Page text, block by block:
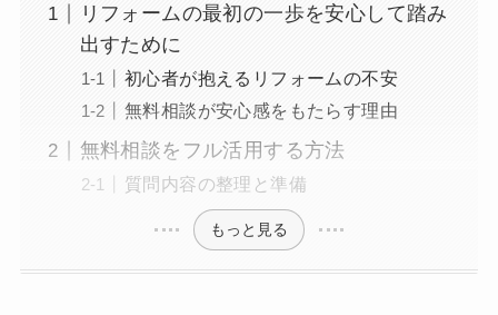
リフォームの最初の一歩を安心して踏み
出すために
初心者が抱えるリフォームの不安
無料相談が安心感をもたらす理由
無料相談をフル活用する方法
質問内容の整理と準備
もっと見る